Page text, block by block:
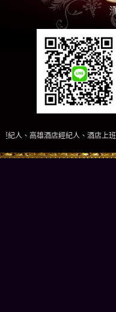
雄酒店經紀人、酒店上班、酒